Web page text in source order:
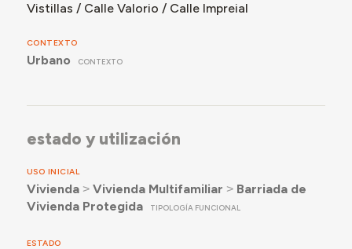
Vistillas / Calle Valorio / Calle Impreial
CONTEXTO
Urbano CONTEXTO
estado y utilización
USO INICIAL
Vivienda˃ Vivienda Multifamiliar ˃ Barriada de
Vivienda Protegida
TIPOLOGÍA FUNCIONAL
ESTADO